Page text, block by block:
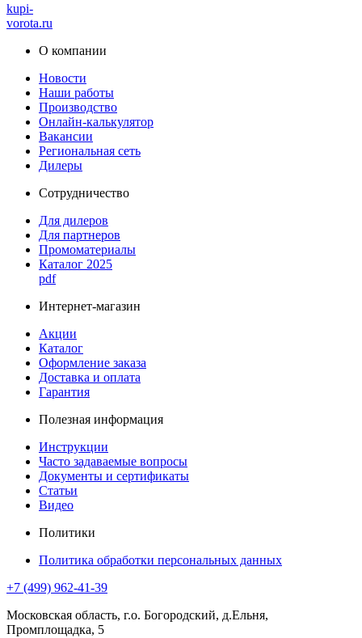
kupi-
vorota.ru
О компании
Новости
Наши работы
Производство
Онлайн-калькулятор
Вакансии
Региональная сеть
Дилеры
Сотрудничество
Для дилеров
Для партнеров
Промоматериалы
Каталог 2025
pdf
Интернет-магазин
Акции
Каталог
Оформление заказа
Доставка и оплата
Гарантия
Полезная информация
Инструкции
Часто задаваемые вопросы
Документы и сертификаты
Статьи
Видео
Политики
Политика обработки персональных данных
+7 (499) 962-41-39
Московская область, г.о. Богородский, д.Ельня,
Промплощадка, 5